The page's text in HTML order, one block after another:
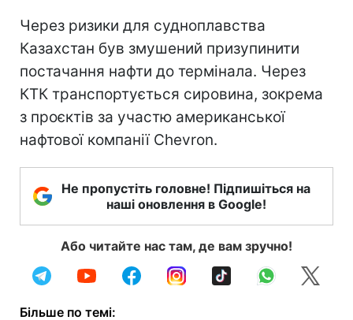
Через ризики для судноплавства
Казахстан був змушений призупинити
постачання нафти до термінала. Через
КТК транспортується сировина, зокрема
з проєктів за участю американської
нафтової компанії Chevron.
Не пропустіть головне! Підпишіться на
наші оновлення в Google!
Або читайте нас там, де вам зручно!
Більше по темі: